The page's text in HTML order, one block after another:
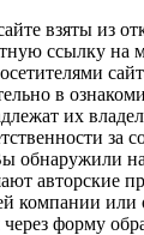
взяты из
ссылку на
в
их
за
обнаружили
авторские
компании или
форму